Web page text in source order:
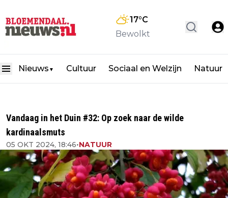
17°C
Bewolkt
Nieuws ▼ Cultuur Sociaal en Welzijn Natuur
Vandaag in het Duin #32: Op zoek naar de wilde
kardinaalsmuts
05 OKT 2024, 18:46•NATUUR